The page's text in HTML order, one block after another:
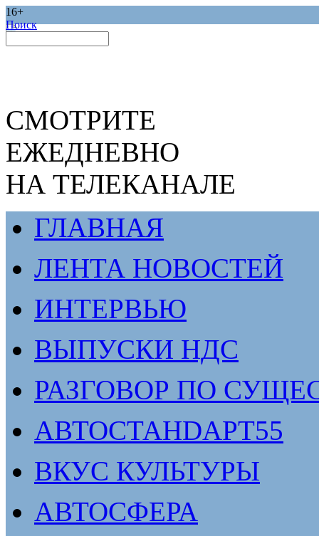
16+
Поиск
СМОТРИТЕ
ЕЖЕДНЕВНО
НА ТЕЛЕКАНАЛЕ
ГЛАВНАЯ
ЛЕНТА НОВОСТЕЙ
ИНТЕРВЬЮ
ВЫПУСКИ НДС
РАЗГОВОР ПО
АВТОСТАНDАРТ55
ВКУС КУЛЬТУРЫ
АВТОСФЕРА